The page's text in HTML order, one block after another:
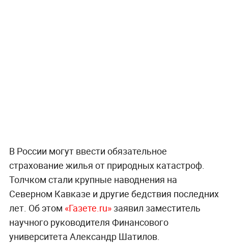
В России могут ввести обязательное
страхование жилья от природных катастроф.
Толчком стали крупные наводнения на
Северном Кавказе и другие бедствия последних
лет. Об этом «Газете.ru»заявил заместитель
научного руководителя Финансового
университета Александр Шатилов.